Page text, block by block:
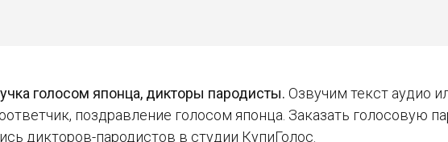
голосом японца, дикторы пародисты. Озвучим текст аудио
поздравление голосом японца. Заказать голосовую
дикторов-пародистов в студии КупиГолос.